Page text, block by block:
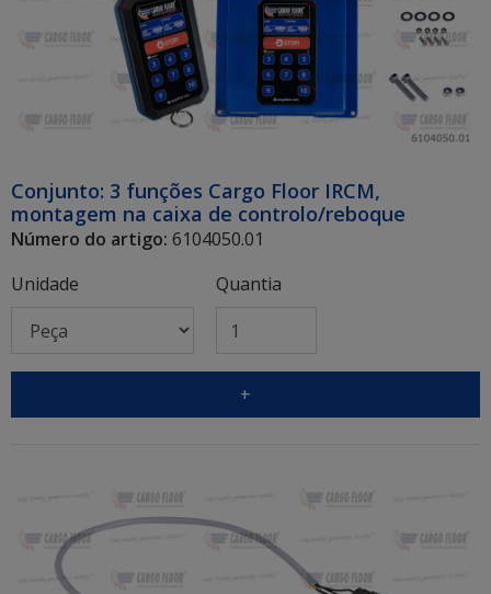
Conjunto: 3 funções Cargo Floor IRCM,
montagem na caixa de controlo/reboque
Número do artigo: 6104050.01
Unidade
Quantia
+